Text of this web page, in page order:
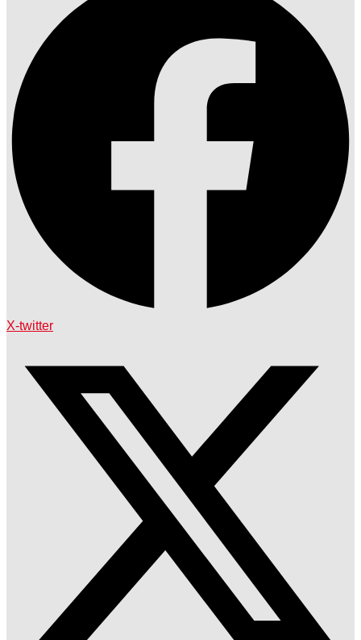
X-twitter